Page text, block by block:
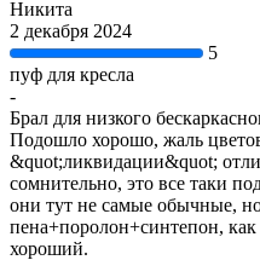
Никита
2 декабря 2024
5
пуф для кресла
-
Брал для низкого
Подошло хорошо, жаль
&quot;ликвидации&quot;
сомнительно, это все таки
они тут не самые обычные,
пена+поролон+синтепон,
хороший.